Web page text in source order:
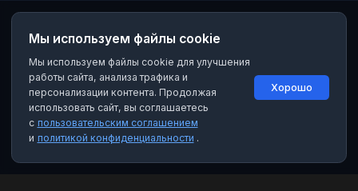
Мы используем файлы cookie
Мы используем файлы cookie для улучшения
работы сайта, анализа трафика и
персонализации контента. Продолжая
использовать сайт, вы соглашаетесь
с пользовательским соглашением
и политикой конфиденциальности .
Хорошо